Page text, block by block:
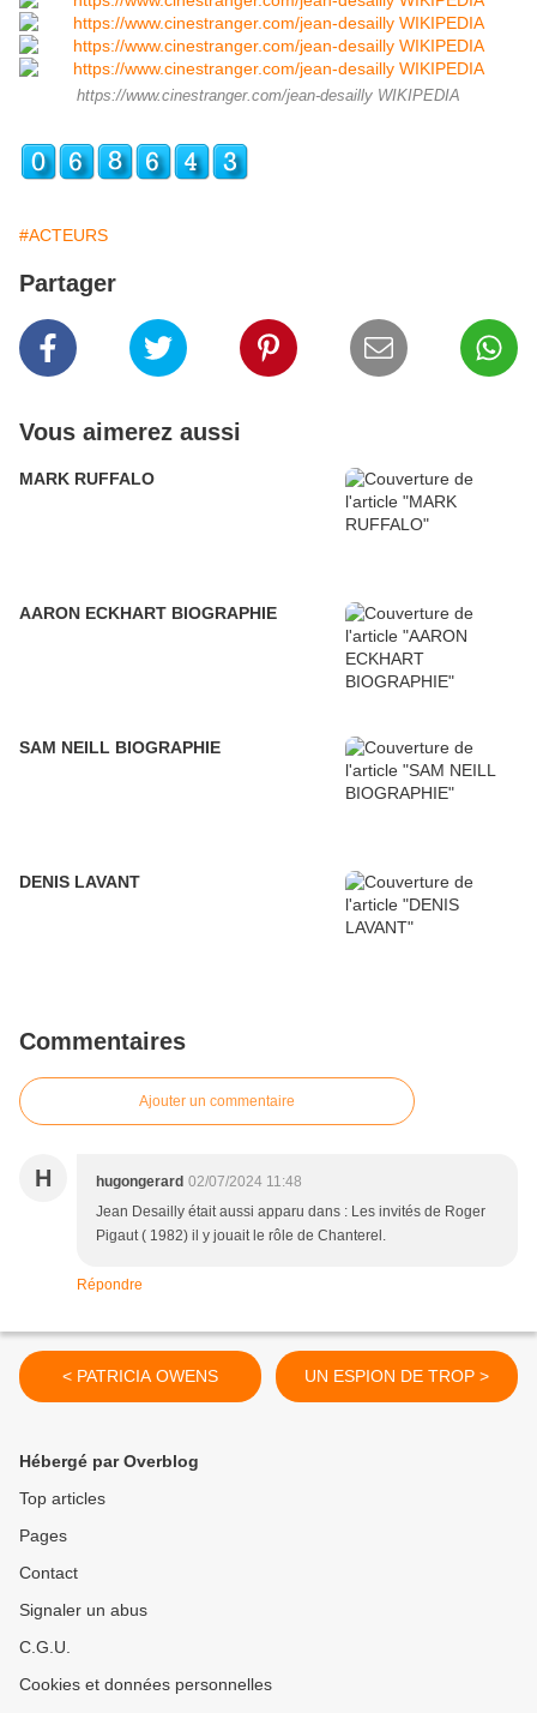
https://www.cinestranger.com/jean-desailly WIKIPEDIA
#ACTEURS
Partager
Vous aimerez aussi
MARK RUFFALO
AARON ECKHART BIOGRAPHIE
SAM NEILL BIOGRAPHIE
DENIS LAVANT
Commentaires
Ajouter un commentaire
H hugongerard 02/07/2024 11:48
Jean Desailly était aussi apparu dans : Les invités de Roger
Pigaut ( 1982) il y jouait le rôle de Chanterel.
Répondre
< PATRICIA OWENS UN ESPION DE TROP >
Hébergé par Overblog
Top articles
Pages
Contact
Signaler un abus
C.G.U.
Cookies et données personnelles